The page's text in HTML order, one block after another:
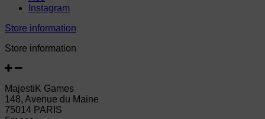
Instagram
Store information
Store information
MajestiK Games
148, Avenue du Maine
75014 PARIS